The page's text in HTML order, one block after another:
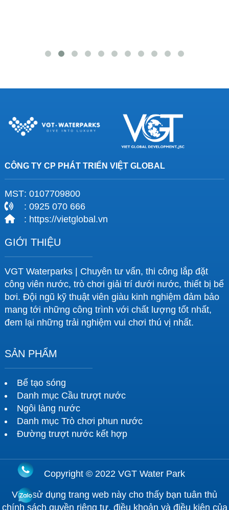
CÔNG TY CP PHÁT TRIỂN VIỆT GLOBAL
MST: 0107709800
: 0925 070 666
: https://vietglobal.vn
GIỚI THIỆU
VGT Waterparks | Chuyên tư vấn, thi công lắp đặt
công viên nước, trò chơi giải trí dưới nước, thiết bị bể
bơi. Đội ngũ kỹ thuật viên giàu kinh nghiệm đảm bảo
mang tới những công trình với chất lượng tốt nhất,
đem lại những trải nghiệm vui chơi thú vị nhất.
SẢN PHẨM
Bể tạo sóng
Danh mục Cầu trượt nước
Ngôi làng nước
Danh mục Trò chơi phun nước
Đường trượt nước kết hợp
Copyright © 2022 VGT Water Park
Việc sử dụng trang web này cho thấy bạn tuân thủ
chính sách quyền riêng tư, điều khoản và điều kiện của